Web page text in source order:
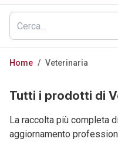
Home / Veterinaria
Tutti i prodotti di
La raccolta più completa
aggiornamento